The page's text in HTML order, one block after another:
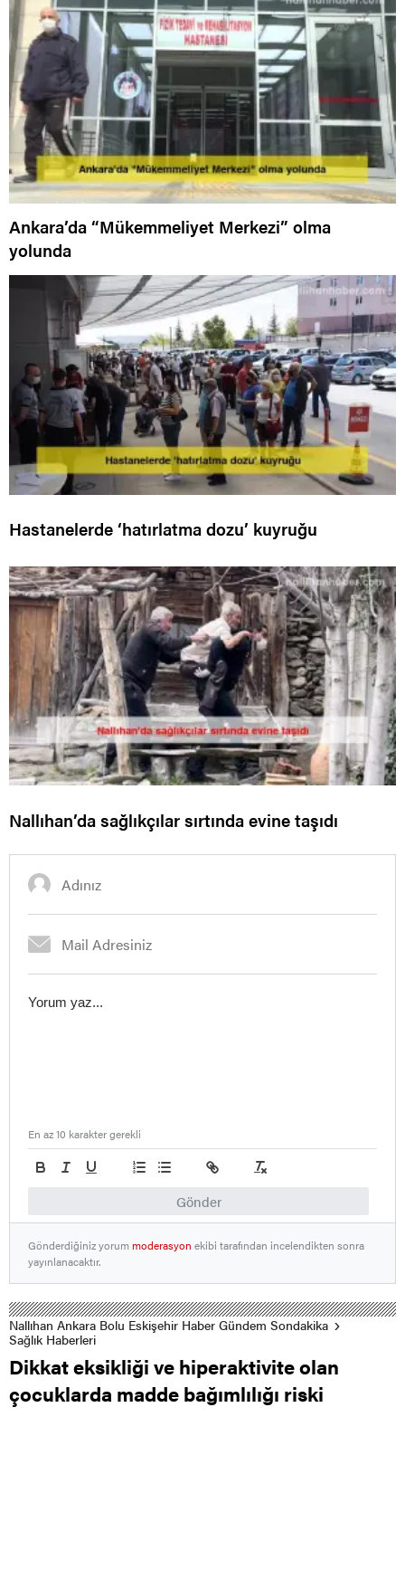
Ankara’da “Mükemmeliyet Merkezi” olma
yolunda
Hastanelerde ‘hatırlatma dozu’ kuyruğu
Nallıhan’da sağlıkçılar sırtında evine taşıdı
Gönder
En az 10 karakter gerekli
Gönderdiğiniz yorummoderasyon ekibi tarafından incelendikten sonra
yayınlanacaktır.
Nallıhan Ankara Bolu Eskişehir Haber Gündem Sondakika
Sağlık Haberleri
Dikkat eksikliği ve hiperaktivite olan
çocuklarda madde bağımlılığı riski